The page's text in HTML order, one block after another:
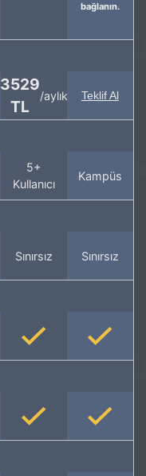
bağlanın.
3529
TL
/aylık Teklif Al
5+
Kullanıcı
Kampüs
Sınırsız Sınırsız